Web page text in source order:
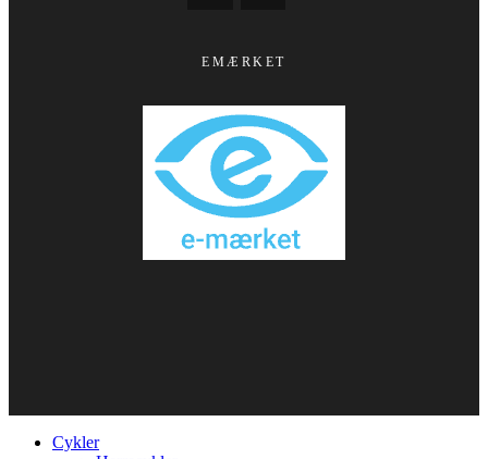
EMÆRKET
Cykler